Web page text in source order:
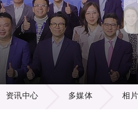
组织架构
董事局
研究顾问
招标通告
重点项目
资助计划
税务优惠
申请
评审
征求研发项目计
项目资料库
新闻中心
媒体报导
新闻稿
资讯中心
多媒体
出版刊物
会员登入
资讯中心 多媒体 相